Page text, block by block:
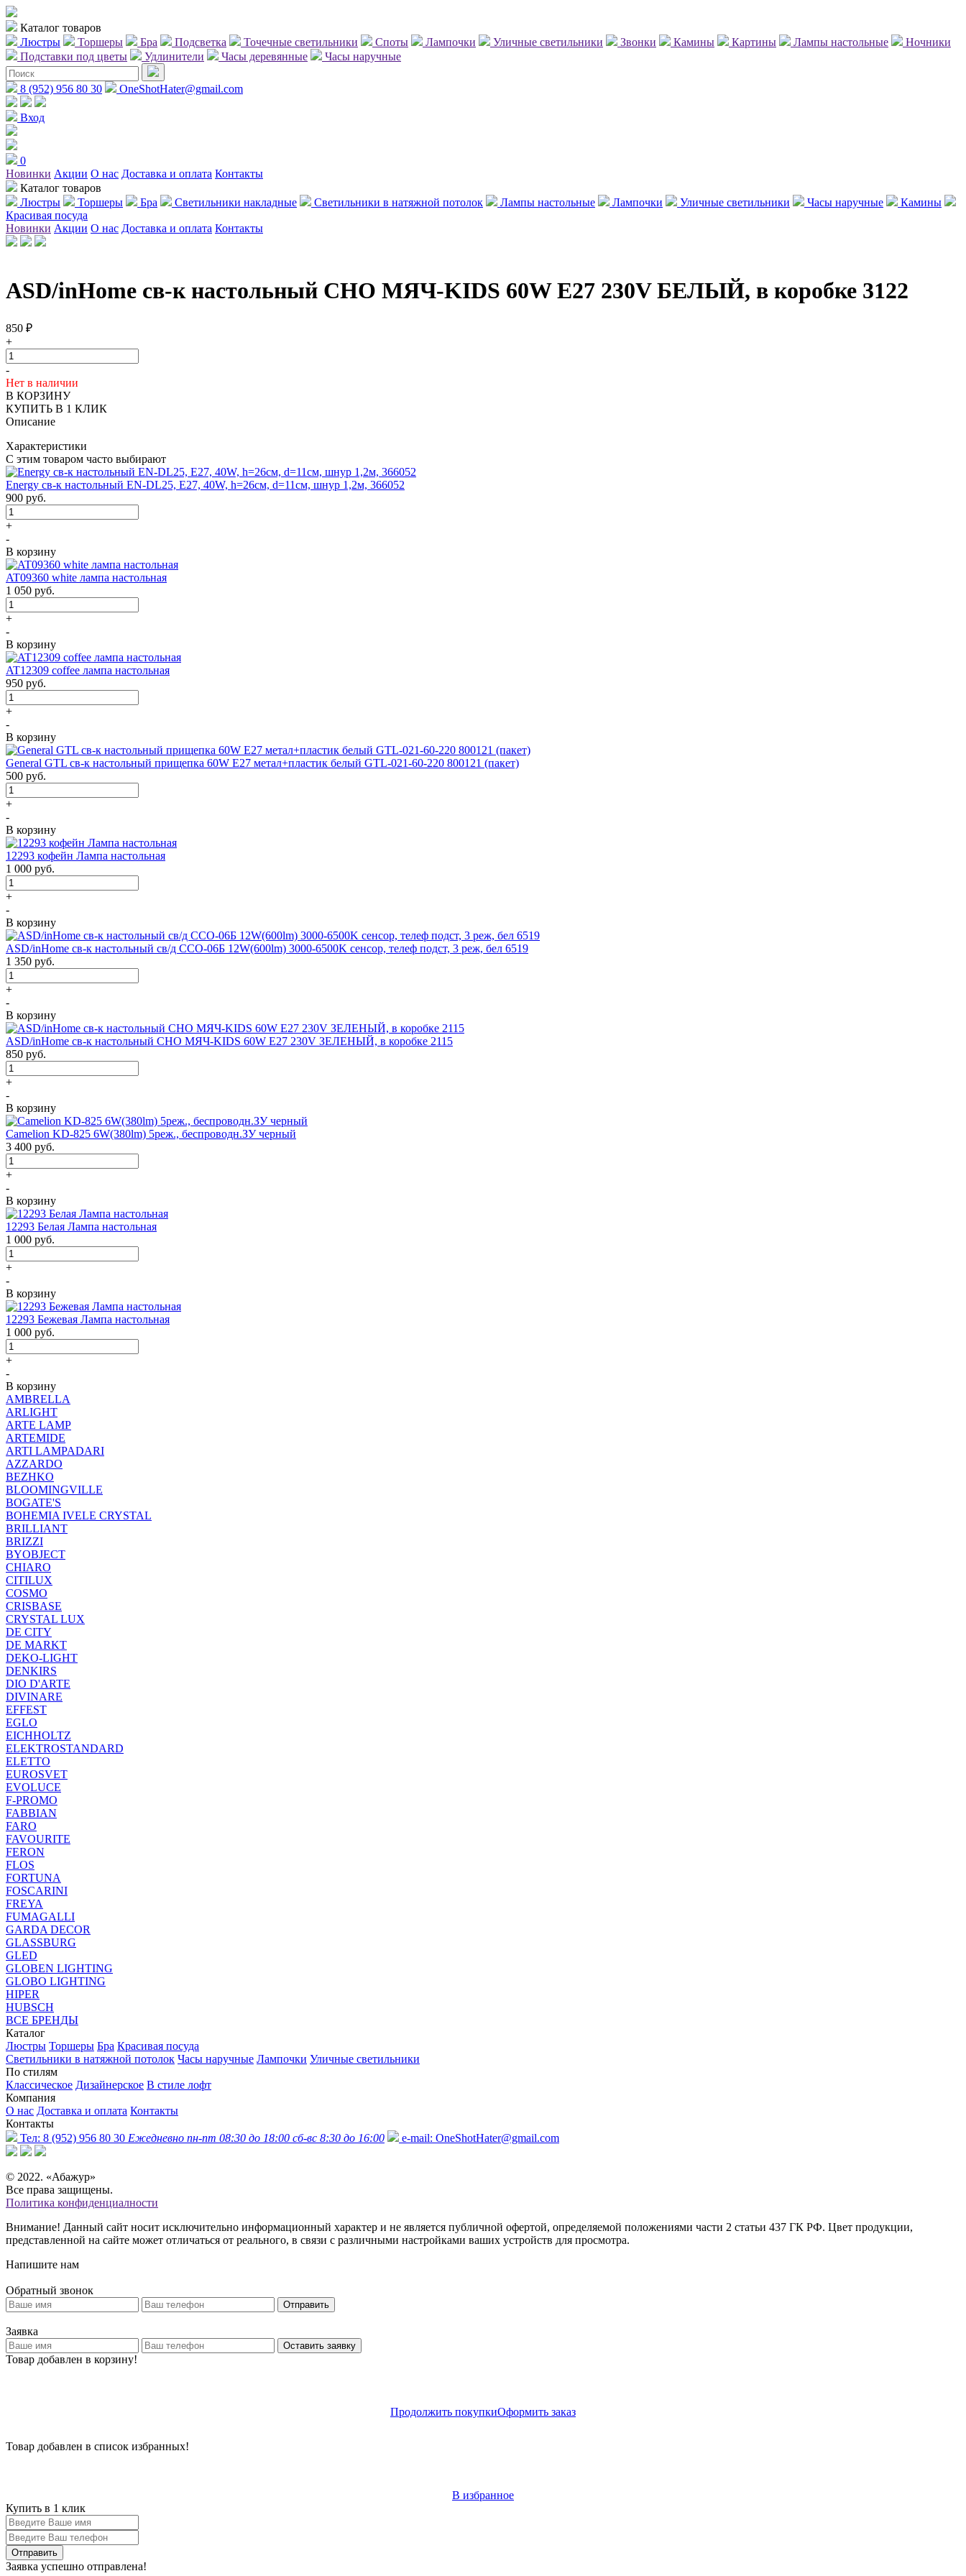
Каталог товаров
Люстры
Торшеры Бра Подсветка Точечные светильники Споты Лампочки Уличные светильники Звонки Камины Картины Лампы настольные
Ночники
Подставки под цветы
Удлинители Часы деревянные Часы наручные
8 (952) 956 80 30 OneShotHater@gmail.com
Вход
0
Новинки Акции О нас Доставка и оплата Контакты
Каталог товаров
Люстры
Торшеры Бра Светильники накладные Светильники в натяжной потолок Лампы настольные Лампочки Уличные светильники Часы наручные
Камины
Красивая посуда
Новинки Акции О нас Доставка и оплата Контакты
ASD/inHome св-к настольный СНО МЯЧ-KIDS 60W E27 230V БЕЛЫЙ, в коробке 3122
850 ₽
+
-
Нет в наличии
В КОРЗИНУ
КУПИТЬ В 1 КЛИК
Описание
Характеристики
С этим товаром часто выбирают
Energy св-к настольный EN-DL25, E27, 40W, h=26см, d=11см, шнур 1,2м, 366052
900 руб.
+
-
В корзину
AT09360 white лампа настольная
1 050 руб.
+
-
В корзину
AT12309 coffee лампа настольная
950 руб.
+
-
В корзину
General GTL св-к настольный прищепка 60W E27 метал+пластик белый GTL-021-60-220 800121 (пакет)
500 руб.
+
-
В корзину
12293 кофейн Лампа настольная
1 000 руб.
+
-
В корзину
ASD/inHome св-к настольный св/д ССО-06Б 12W(600lm) 3000-6500K сенсор, телеф подст, 3 реж, бел 6519
1 350 руб.
+
-
В корзину
ASD/inHome св-к настольный СНО МЯЧ-KIDS 60W E27 230V ЗЕЛЕНЫЙ, в коробке 2115
850 руб.
+
-
В корзину
Camelion KD-825 6W(380lm) 5реж., беспроводн.ЗУ черный
3 400 руб.
+
-
В корзину
12293 Белая Лампа настольная
1 000 руб.
+
-
В корзину
12293 Бежевая Лампа настольная
1 000 руб.
+
-
В корзину
AMBRELLA
ARLIGHT
ARTE LAMP
ARTEMIDE
ARTI LAMPADARI
AZZARDO
BEZHKO
BLOOMINGVILLE
BOGATE'S
BOHEMIA IVELE CRYSTAL
BRILLIANT
BRIZZI
BYOBJECT
CHIARO
CITILUX
COSMO
CRISBASE
CRYSTAL LUX
DE CITY
DE MARKT
DEKO-LIGHT
DENKIRS
DIO D'ARTE
DIVINARE
EFFEST
EGLO
EICHHOLTZ
ELEKTROSTANDARD
ELETTO
EUROSVET
EVOLUCE
F-PROMO
FABBIAN
FARO
FAVOURITE
FERON
FLOS
FORTUNA
FOSCARINI
FREYA
FUMAGALLI
GARDA DECOR
GLASSBURG
GLED
GLOBEN LIGHTING
GLOBO LIGHTING
HIPER
HUBSCH
ВСЕ БРЕНДЫ
Каталог
Люстры Торшеры Бра Красивая посуда
Светильники в натяжной потолок Часы наручные Лампочки Уличные светильники
По стилям
Классическое Дизайнерское В стиле лофт
Компания
О нас Доставка и оплата Контакты
Контакты
Тел: 8 (952) 956 80 30 Ежедневно пн-пт 08:30 до 18:00 сб-вс 8:30 до 16:00 e-mail: OneShotHater@gmail.com
© 2022. «Абажур»
Все права защищены.
Политика конфиденциалности
Внимание! Данный сайт носит исключительно информационный характер и не является публичной офертой, определяемой положениями части 2 статьи 437 ГК РФ. Цвет продукции,
представленной на сайте может отличаться от реального, в связи с различными настройками ваших устройств для просмотра.
Напишите нам
Обратный звонок
Отправить
Заявка
Оставить заявку
Товар добавлен в корзину!
Продолжить покупкиОформить заказ
Товар добавлен в список избранных!
В избранное
Купить в 1 клик
Заявка успешно отправлена!